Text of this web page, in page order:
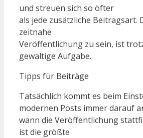
und streuen sich so öfter
als jede zusätzliche Beitragsart.
zeitnahe
Veröffentlichung zu sein, ist
gewaltige Aufgabe.
Tipps für Beiträge
Tatsächlich kommt es beim
modernen Posts immer darauf
wann die Veröffentlichung
ist die größte